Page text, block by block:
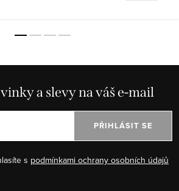
a slevy na váš e-mail
s podmínkami ochrany osobních údajů
PŘIHLÁSIT SE